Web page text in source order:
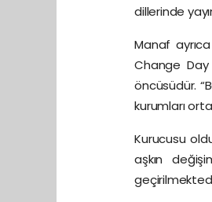
dillerinde
Manaf
Change Day
öncüsüdür.
kurumları
Kurucusu
aşkın